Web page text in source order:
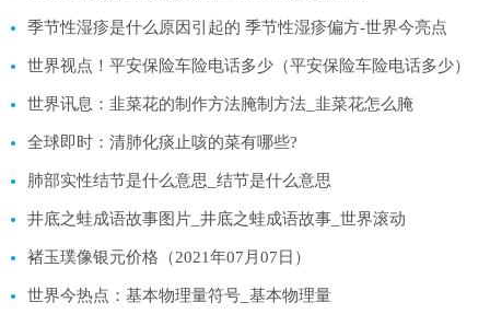
季节性湿疹是什么原因引起的 季节性湿疹偏方-世界今亮点
世界视点！平安保险车险电话多少（平安保险车险电话多少）
世界讯息：韭菜花的制作方法腌制方法_韭菜花怎么腌
全球即时：清肺化痰止咳的菜有哪些?
肺部实性结节是什么意思_结节是什么意思
井底之蛙成语故事图片_井底之蛙成语故事_世界滚动
褚玉璞像银元价格（2021年07月07日）
世界今热点：基本物理量符号_基本物理量